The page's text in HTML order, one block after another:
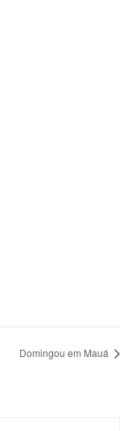
Domingou em Mauá